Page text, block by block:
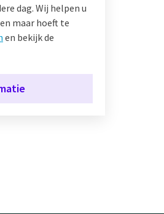
dag. Wij helpen u
maar hoeft te
en bekijk de